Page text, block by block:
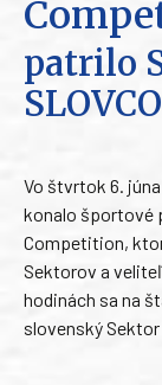
patrilo
Vo štvrtok 6.
konalo športové
Competition,
Sektorov a
hodinách sa na
slovenský Sektor